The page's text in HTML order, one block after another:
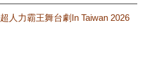
超人力霸王舞台劇In Taiwan 2026